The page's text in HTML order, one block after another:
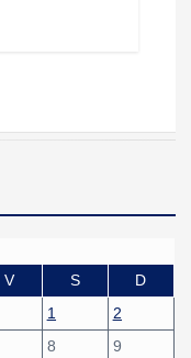
V S
D
1
2
8
9